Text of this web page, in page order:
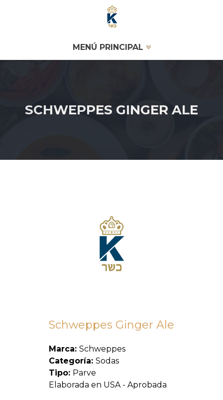
MENÚ PRINCIPAL
SCHWEPPES GINGER ALE
Schweppes Ginger Ale
Marca: Schweppes
Categoría: Sodas
Tipo: Parve
Elaborada en USA - Aprobada